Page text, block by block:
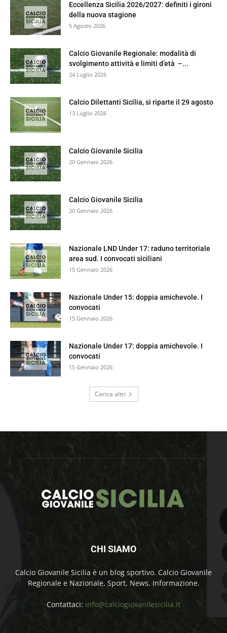
Eccellenza Sicilia 2026/2027: definiti i gironi
della nuova stagione
5 Agosto 2026
Calcio Giovanile Regionale: modalità di
svolgimento attività e limiti d’età –...
24 Luglio 2026
Calcio Dilettanti Sicilia, si riparte il 29 agosto
13 Luglio 2026
Calcio Giovanile Sicilia
20 Gennaio 2026
Calcio Giovanile Sicilia
20 Gennaio 2026
Nazionale LND Under 17: raduno territoriale
area sud. I convocati siciliani
15 Gennaio 2026
Nazionale Under 15: doppia amichevole. I
convocati
15 Gennaio 2026
Nazionale Under 17: doppia amichevole. I
convocati
15 Gennaio 2026
Carica altri
CHI SIAMO
Calcio Giovanile Sicilia è un blog sportivo. Calcio Giovanile
Regionale e Nazionale, Sport, News, Informazione.
Contattaci: info@calciogiovanilesicilia.it